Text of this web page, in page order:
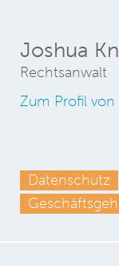
Joshua
Rechtsanwalt
Zum Profil von
Datenschutz